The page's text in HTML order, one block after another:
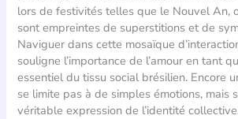
lors de festivités telles que le Nouvel An,
sont empreintes de superstitions et de
Naviguer dans cette mosaïque
souligne l’importance de l’amour en tant
essentiel du tissu social brésilien. Encore
se limite pas à de simples émotions, mais
véritable expression de l’identité